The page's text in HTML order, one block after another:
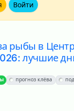
Войти
рыбы в
лучшие
прогноз клёва